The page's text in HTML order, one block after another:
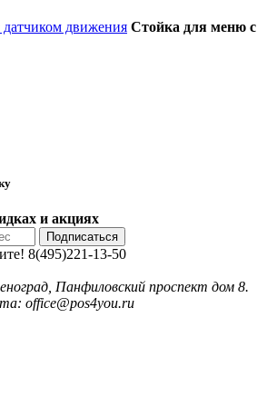
Стойка для меню с
и акциях
Подписаться
8(495)221-13-50
Панфиловский проспект дом 8.
office@pos4you.ru